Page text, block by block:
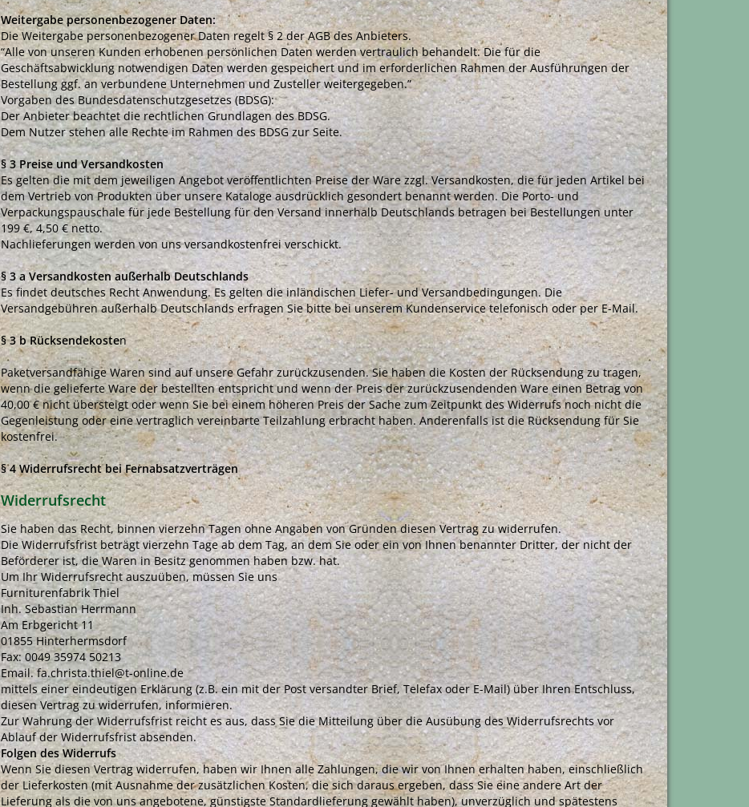
Weitergabe personenbezogener Daten:
Die Weitergabe personenbezogener Daten regelt § 2 der AGB des Anbieters.
“Alle von unseren Kunden erhobenen persönlichen Daten werden vertraulich behandelt. Die für die
Geschäftsabwicklung notwendigen Daten werden gespeichert und im erforderlichen Rahmen der Ausführungen der
Bestellung ggf. an verbundene Unternehmen und Zusteller weitergegeben.”
Vorgaben des Bundesdatenschutzgesetzes (BDSG):
Der Anbieter beachtet die rechtlichen Grundlagen des BDSG.
Dem Nutzer stehen alle Rechte im Rahmen des BDSG zur Seite.
§ 3 Preise und Versandkosten
Es gelten die mit dem jeweiligen Angebot veröffentlichten Preise der Ware zzgl. Versandkosten, die für jeden Artikel bei
dem Vertrieb von Produkten über unsere Kataloge ausdrücklich gesondert benannt werden. Die Porto- und
Verpackungspauschale für jede Bestellung für den Versand innerhalb Deutschlands betragen bei Bestellungen unter
199 €, 4,50 € netto.
Nachlieferungen werden von uns versandkostenfrei verschickt.
§ 3 a Versandkosten außerhalb Deutschlands
Es findet deutsches Recht Anwendung. Es gelten die inländischen Liefer- und Versandbedingungen. Die
Versandgebühren außerhalb Deutschlands erfragen Sie bitte bei unserem Kundenservice telefonisch oder per E-Mail.
§ 3 b Rücksendekosten
Paketversandfähige Waren sind auf unsere Gefahr zurückzusenden. Sie haben die Kosten der Rücksendung zu tragen,
wenn die gelieferte Ware der bestellten entspricht und wenn der Preis der zurückzusendenden Ware einen Betrag von
40,00 € nicht übersteigt oder wenn Sie bei einem höheren Preis der Sache zum Zeitpunkt des Widerrufs noch nicht die
Gegenleistung oder eine vertraglich vereinbarte Teilzahlung erbracht haben. Anderenfalls ist die Rücksendung für Sie
kostenfrei.
§ 4 Widerrufsrecht bei Fernabsatzverträgen
Widerrufsrecht
Sie haben das Recht, binnen vierzehn Tagen ohne Angaben von Gründen diesen Vertrag zu widerrufen.
Die Widerrufsfrist beträgt vierzehn Tage ab dem Tag, an dem Sie oder ein von Ihnen benannter Dritter, der nicht der
Beförderer ist, die Waren in Besitz genommen haben bzw. hat.
Um Ihr Widerrufsrecht auszuüben, müssen Sie uns
Furniturenfabrik Thiel
Inh. Sebastian Herrmann
Am Erbgericht 11
01855 Hinterhermsdorf
Fax: 0049 35974 50213
Email. fa.christa.thiel@t-online.de
mittels einer eindeutigen Erklärung (z.B. ein mit der Post versandter Brief, Telefax oder E-Mail) über Ihren Entschluss,
diesen Vertrag zu widerrufen, informieren.
Zur Wahrung der Widerrufsfrist reicht es aus, dass Sie die Mitteilung über die Ausübung des Widerrufsrechts vor
Ablauf der Widerrufsfrist absenden.
Folgen des Widerrufs
Wenn Sie diesen Vertrag widerrufen, haben wir Ihnen alle Zahlungen, die wir von Ihnen erhalten haben, einschließlich
der Lieferkosten (mit Ausnahme der zusätzlichen Kosten, die sich daraus ergeben, dass Sie eine andere Art der
Lieferung als die von uns angebotene, günstigste Standardlieferung gewählt haben), unverzüglich und spätestens